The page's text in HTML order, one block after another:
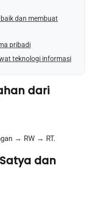
dan membuat
pribadi
teknologi informasi
dari
→ RW → RT.
dan